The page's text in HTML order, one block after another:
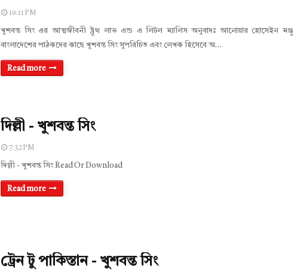
10:11 PM
খুশবন্ত সিং এর আত্মজীবনী ট্রুথ লাভ এন্ড এ লিটল ম্যালিস অনুবাদঃ আনোয়ার হোসেইন মঞ্জু
বাংলাদেশের পাঠকদের কাছে খুশবন্ত সিং সুপরিচিত এবং লেখক হিসেবে অ…
Read more
দিল্লী - খুশবন্ত সিং
7:32 PM
দিল্লী - খুশবন্ত সিং Read Or Download
Read more
ট্রেন টু পাকিস্তান - খুশবন্ত সিং